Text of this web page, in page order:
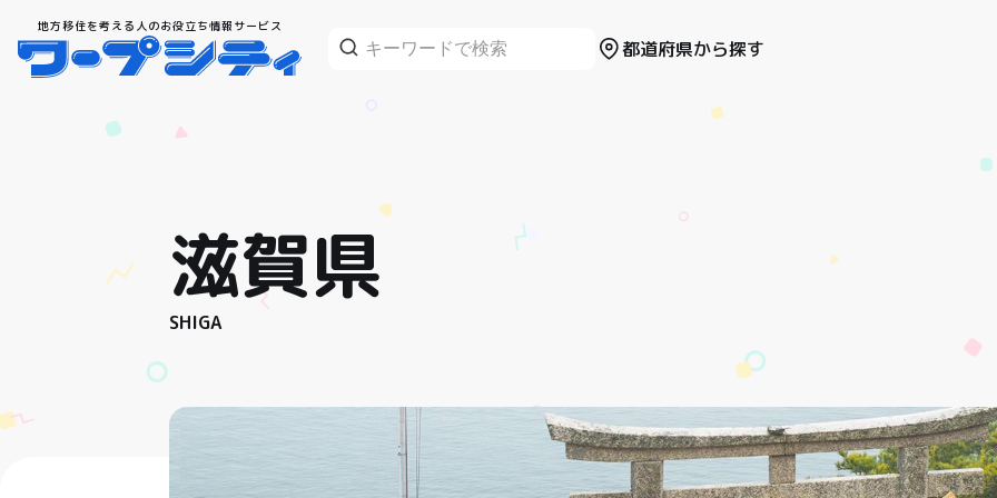
地方移住を考える人のお役立ち情報サービス
都道府県から探す
滋賀県
SHIGA